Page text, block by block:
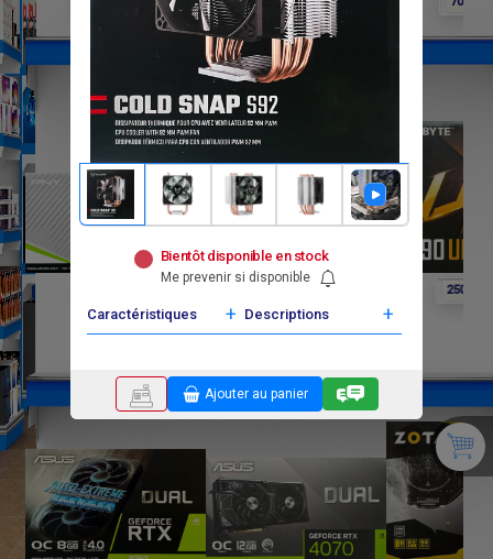
Bientôt disponible en stock
Me prevenir si disponible
Caractéristiques + Descriptions +
Ajouter au panier
250 000